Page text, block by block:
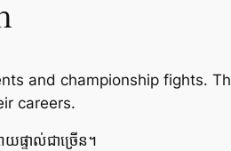
and championship fights.
careers.
ផ្ទាល់ជាច្រើន។